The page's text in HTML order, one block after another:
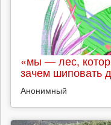
«мы — лес,
зачем шиповать
Анонимный